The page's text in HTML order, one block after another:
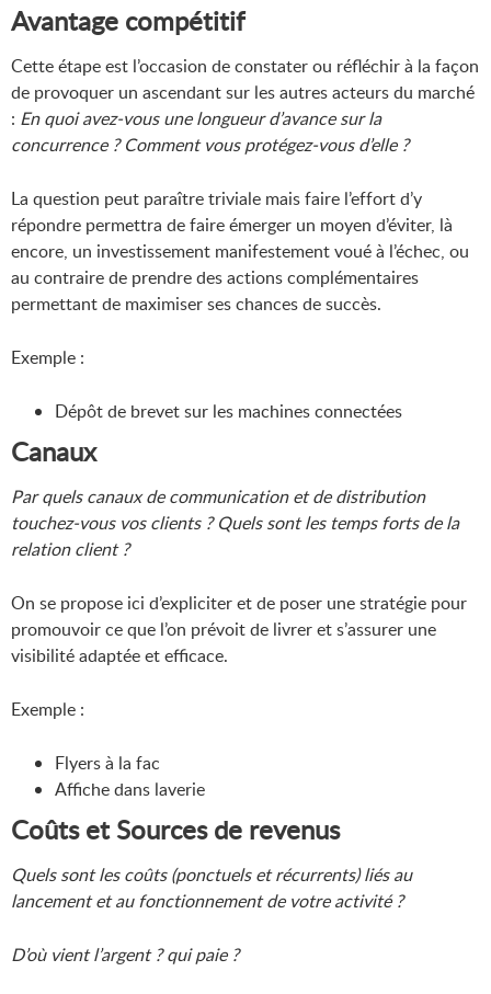
Avantage compétitif
Cette étape est l’occasion de constater ou réfléchir à la façon
de provoquer un ascendant sur les autres acteurs du marché
: En quoi avez-vous une longueur d’avance sur la
concurrence ? Comment vous protégez-vous d’elle ?
La question peut paraître triviale mais faire l’effort d’y
répondre permettra de faire émerger un moyen d’éviter, là
encore, un investissement manifestement voué à l’échec, ou
au contraire de prendre des actions complémentaires
permettant de maximiser ses chances de succès.
Exemple :
Dépôt de brevet sur les machines connectées
Canaux
Par quels canaux de communication et de distribution
touchez-vous vos clients ? Quels sont les temps forts de la
relation client ?
On se propose ici d’expliciter et de poser une stratégie pour
promouvoir ce que l’on prévoit de livrer et s’assurer une
visibilité adaptée et efficace.
Exemple :
Flyers à la fac
Affiche dans laverie
Coûts et Sources de revenus
Quels sont les coûts (ponctuels et récurrents) liés au
lancement et au fonctionnement de votre activité ?
D’où vient l’argent ? qui paie ?